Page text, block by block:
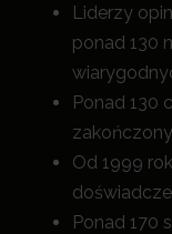
Liderzy
ponad 130
Ponad 130
Od 1999
Ponad 170